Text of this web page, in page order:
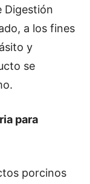
Digestión
a los fines
y
se
para
porcinos